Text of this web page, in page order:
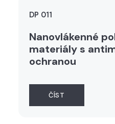
DP 011
Nanovlákenné
materiály s
ochranou
ČÍST